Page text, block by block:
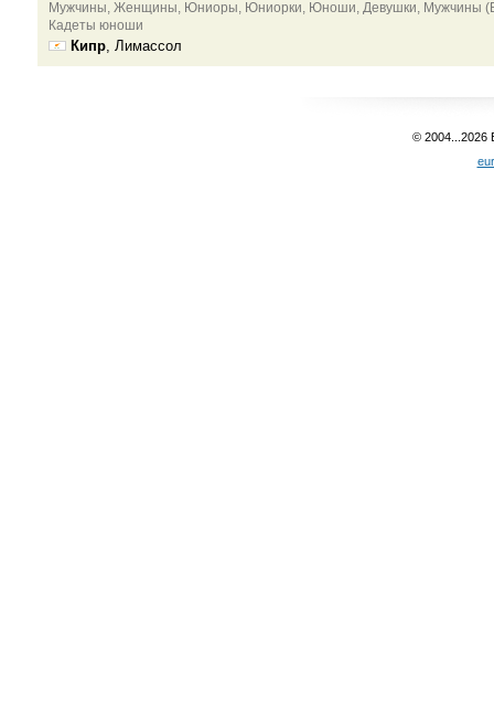
Мужчины, Женщины, Юниоры, Юниорки, Юноши, Девушки, Мужчины
Кадеты юноши
Кипр, Лимассол
© 2004...2026